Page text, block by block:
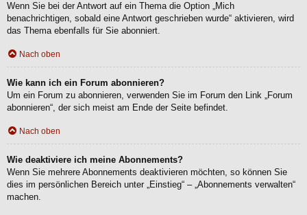
Wenn Sie bei der Antwort auf ein Thema die Option „Mich
benachrichtigen, sobald eine Antwort geschrieben wurde“ aktivieren, wird
das Thema ebenfalls für Sie abonniert.
Nach oben
Wie kann ich ein Forum abonnieren?
Um ein Forum zu abonnieren, verwenden Sie im Forum den Link „Forum
abonnieren“, der sich meist am Ende der Seite befindet.
Nach oben
Wie deaktiviere ich meine Abonnements?
Wenn Sie mehrere Abonnements deaktivieren möchten, so können Sie
dies im persönlichen Bereich unter „Einstieg“ – „Abonnements verwalten“
machen.